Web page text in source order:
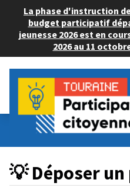
La phase d'instruction
budget participatif
jeunesse 2026 est en
2026 au 11
Budget Participatif ADULTE
💡 Déposer un projet
💡 Déposer